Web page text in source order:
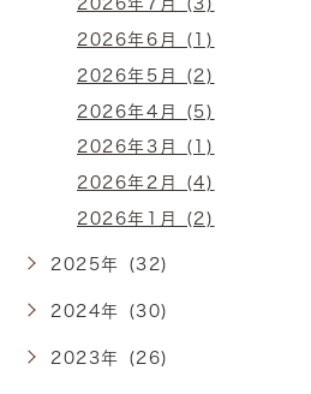
2026年7月 (3)
2026年6月 (1)
2026年5月 (2)
2026年4月 (5)
2026年3月 (1)
2026年2月 (4)
2026年1月 (2)
2025年 (32)
2024年 (30)
2023年 (26)